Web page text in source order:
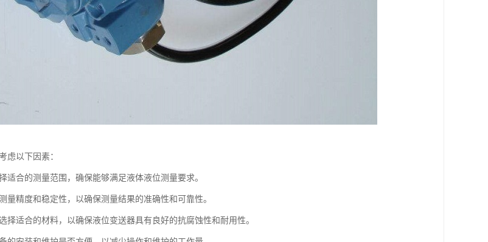
虑以下因素：
适合的测量范围，确保能够满足液体液位测量要求。
量精度和稳定性，以确保测量结果的准确性和可靠性。
择适合的材料，以确保液位变送器具有良好的抗腐蚀性和耐用性。